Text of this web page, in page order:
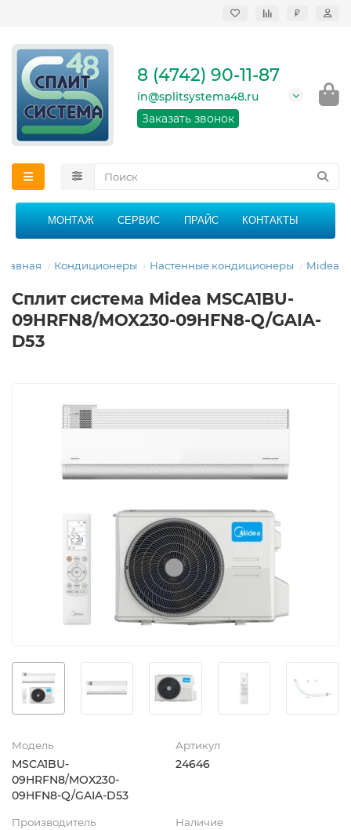
₽
кондиционеров в
области
График работы: 9:00 -
21:00 без перерыва и
8 (4742) 90-11-87
in@splitsystema48.ru
Заказать звонок
МОНТАЖ СЕРВИС ПРАЙС КОНТАКТЫ
Кондиционеры Настенные кондиционеры Midea
Сплит система Midea MSCA1BU-
09HRFN8/MOX230-09HFN8-Q/GAIA-
D53
Модель
MSCA1BU-
09HRFN8/MOX230-
09HFN8-Q/GAIA-D53
Артикул
24646
Производитель Наличие